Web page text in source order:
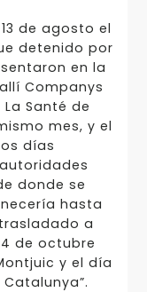
de agosto el
detenido por
en la
Companys
Santé de
mes, y el
días
donde se
hasta
a
de octubre
y el día